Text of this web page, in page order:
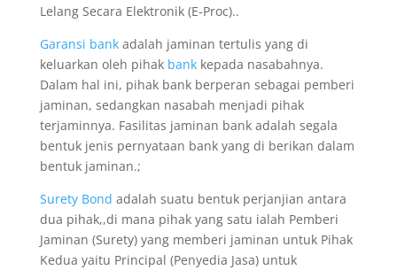
Lelang Secara Elektronik (E-Proc)..
Garansi bankadalah jaminan tertulis yang di
keluarkan oleh pihak bank kepada nasabahnya.
Dalam hal ini, pihak bank berperan sebagai pemberi
jaminan, sedangkan nasabah menjadi pihak
terjaminnya. Fasilitas jaminan bank adalah segala
bentuk jenis pernyataan bank yang di berikan dalam
bentuk jaminan.;
Surety Bond adalah suatu bentuk perjanjian antara
dua pihak,,di mana pihak yang satu ialah Pemberi
Jaminan (Surety) yang memberi jaminan untuk Pihak
Kedua yaitu Principal (Penyedia Jasa) untuk